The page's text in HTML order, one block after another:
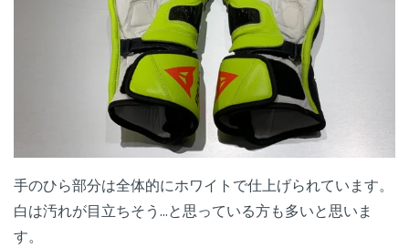
手のひら部分は全体的にホワイトで仕上げられています。
白は汚れが目立ちそう...と思っている方も多いと思いま
す。